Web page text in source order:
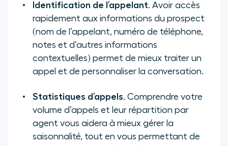
Identification de l’appelant. Avoir accès
rapidement aux informations du prospect
(nom de l’appelant, numéro de téléphone,
notes et d’autres informations
contextuelles) permet de mieux traiter un
appel et de personnaliser la conversation.
Statistiques d’appels. Comprendre votre
volume d’appels et leur répartition par
agent vous aidera à mieux gérer la
saisonnalité, tout en vous permettant de